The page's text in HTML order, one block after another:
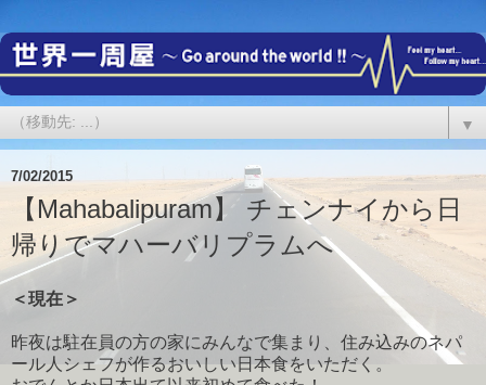
▼
7/02/2015
【Mahabalipuram】 チェンナイから日
帰りでマハーバリプラムへ
＜現在＞
昨夜は駐在員の方の家にみんなで集まり、住み込みのネパ
ール人シェフが作るおいしい日本食をいただく。